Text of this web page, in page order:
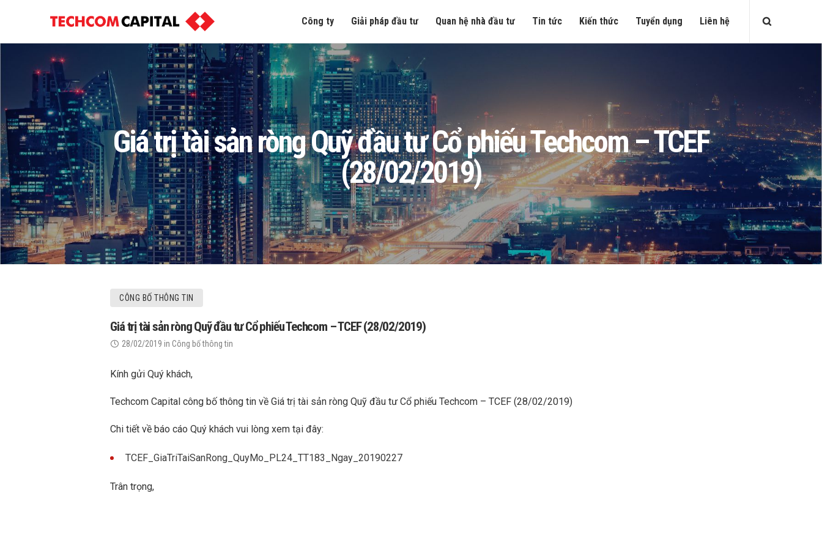
Công ty Giải pháp đầu tư Quan hệ nhà đầu tư Tin tức Kiến thức Tuyển dụng Liên hệ
Giá trị tài sản ròng Quỹ đầu tư Cổ phiếu Techcom – TCEF
(28/02/2019)
CÔNG BỐ THÔNG TIN
Giá trị tài sản ròng Quỹ đầu tư Cổ phiếu Techcom – TCEF (28/02/2019)
28/02/2019 in Công bố thông tin
Kính gửi Quý khách,
Techcom Capital công bố thông tin về Giá trị tài sản ròng Quỹ đầu tư Cổ phiếu Techcom – TCEF (28/02/2019)
Chi tiết về báo cáo Quý khách vui lòng xem tại đây:
TCEF_GiaTriTaiSanRong_QuyMo_PL24_TT183_Ngay_20190227
Trân trọng,